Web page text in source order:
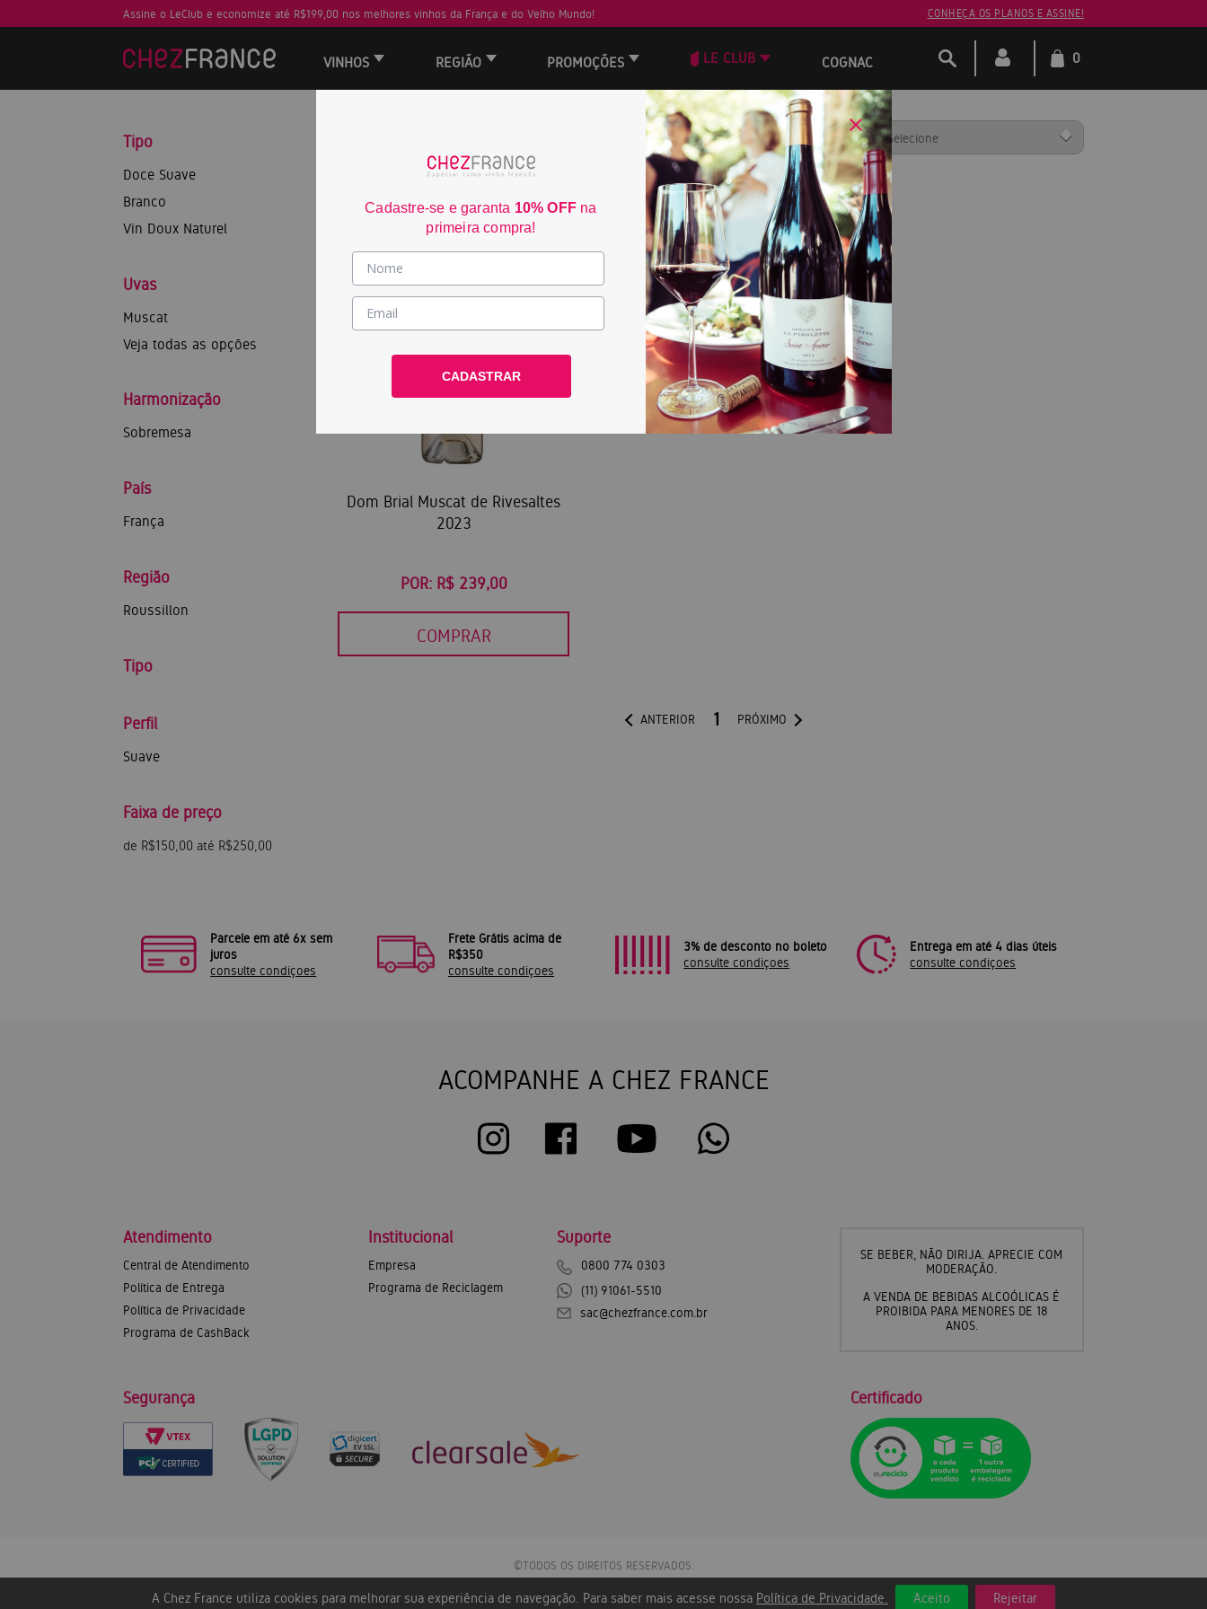
A Chez France utiliza cookies para melhorar sua experiência de navegação. Para saber mais acesse nossa Política de Privacidade. Aceito Rejeitar
Assine o LeClub e economize até R$199,00 nos melhores vinhos da França e do Velho Mundo! CONHEÇA OS PLANOS E ASSINE!
VINHOS REGIÃO PROMOÇÕES LE CLUB COGNAC 0
Tipo
Doce Suave
Branco
Vin Doux Naturel
Uvas
Muscat
Veja todas as opções
Harmonização
Sobremesa
País
França
Região
Roussillon
Tipo
Perfil
Suave
Faixa de preço
de R$150,00 até R$250,00
ORDENAR POR:
Dom Brial Muscat de Rivesaltes
2023
POR: R$ 239,00
COMPRAR
ANTERIOR 1 PRÓXIMO
Parcele em até 6x sem
juros
consulte condiçoes
Frete Grátis acima de
R$350
consulte condiçoes
3% de desconto no boleto
consulte condiçoes
Entrega em até 4 dias úteis
consulte condiçoes
ACOMPANHE A CHEZ FRANCE
Atendimento
Central de Atendimento
Política de Entrega
Política de Privacidade
Programa de CashBack
Institucional
Empresa
Programa de Reciclagem
Suporte
0800 774 0303
(11) 91061-5510
sac@chezfrance.com.br
SE BEBER, NÃO DIRIJA. APRECIE COM
MODERAÇÃO.
A VENDA DE BEBIDAS ALCOÓLICAS É
PROIBIDA PARA MENORES DE 18
ANOS.
Segurança Certificado
©TODOS OS DIREITOS RESERVADOS.
Cadastre-se e garanta 10% OFF na
primeira compra!
CADASTRAR